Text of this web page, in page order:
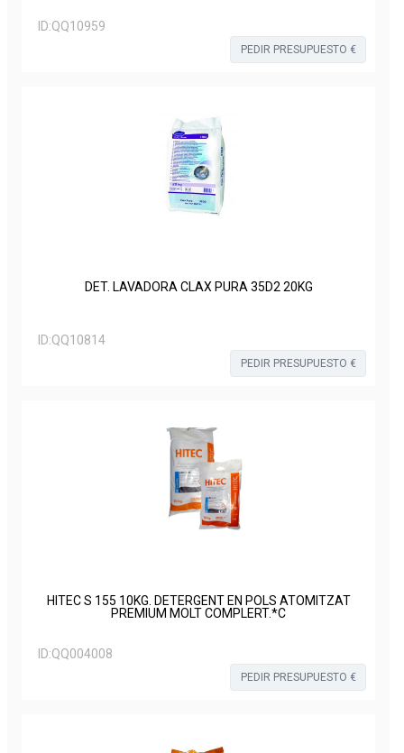
ID:QQ10959
PEDIR PRESUPUESTO €
DET. LAVADORA CLAX PURA 35D2 20KG
ID:QQ10814
PEDIR PRESUPUESTO €
HITEC S 155 10KG. DETERGENT EN POLS ATOMITZAT
PREMIUM MOLT COMPLERT.*C
ID:QQ004008
PEDIR PRESUPUESTO €